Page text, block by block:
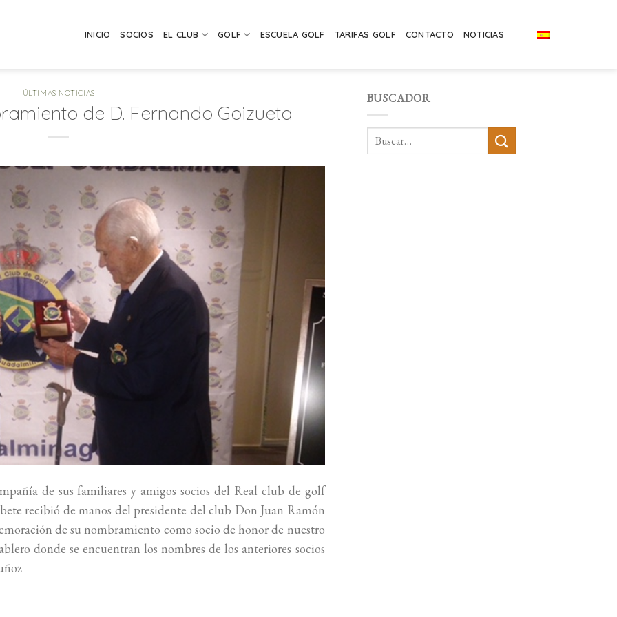
INICIO SOCIOS EL CLUB GOLF ESCUELA GOLF TARIFAS GOLF CONTACTO NOTICIAS
ÚLTIMAS NOTICIAS
de D. Fernando Goizueta
de sus familiares y amigos socios del Real club de golf
recibió de manos del presidente del club Don Juan Ramón
de su nombramiento como socio de honor de nuestro
donde se encuentran los nombres de los anteriores socios
BUSCADOR